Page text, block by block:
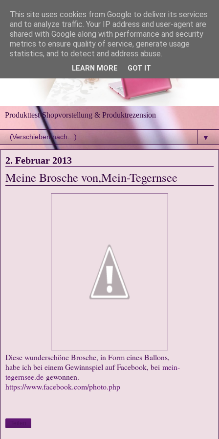
Produkttest-Shopvorstellung & Produktrezension
▼
2. Februar 2013
Meine Brosche von,Mein-Tegernsee
Diese wunderschöne Brosche, in Form eines Ballons,
habe ich bei einem Gewinnspiel auf Facebook, bei mein-
tegernsee.de gewonnen.
https://www.facebook.com/photo.php
This site uses cookies from Google to deliver its services
and to analyze traffic. Your IP address and user-agent are
shared with Google along with performance and security
metrics to ensure quality of service, generate usage
statistics, and to detect and address abuse.
LEARN MORE GOT IT